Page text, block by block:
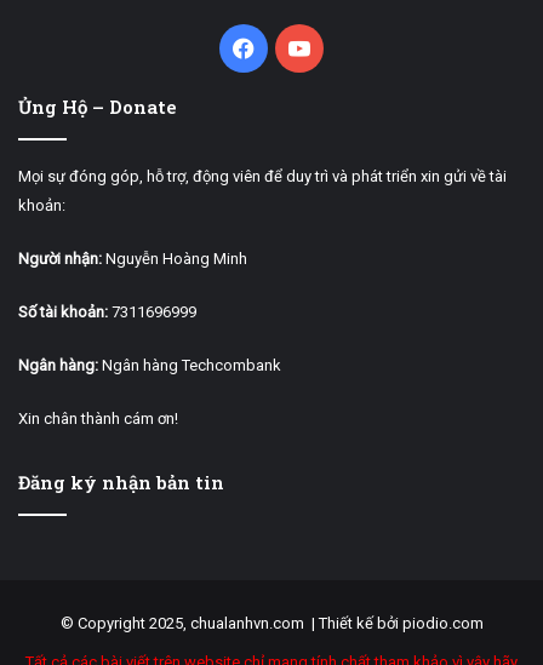
FacebookYouTube
Ủng Hộ – Donate
Mọi sự đóng góp, hỗ trợ, động viên để duy trì và phát triển xin gửi về tài
khoản:
Người nhận: Nguyễn Hoàng Minh
Số tài khoản: 7311696999
Ngân hàng: Ngân hàng Techcombank
Xin chân thành cám ơn!
Đăng ký nhận bản tin
© Copyright 2025, chualanhvn.com |Thiết kế bởi piodio.com